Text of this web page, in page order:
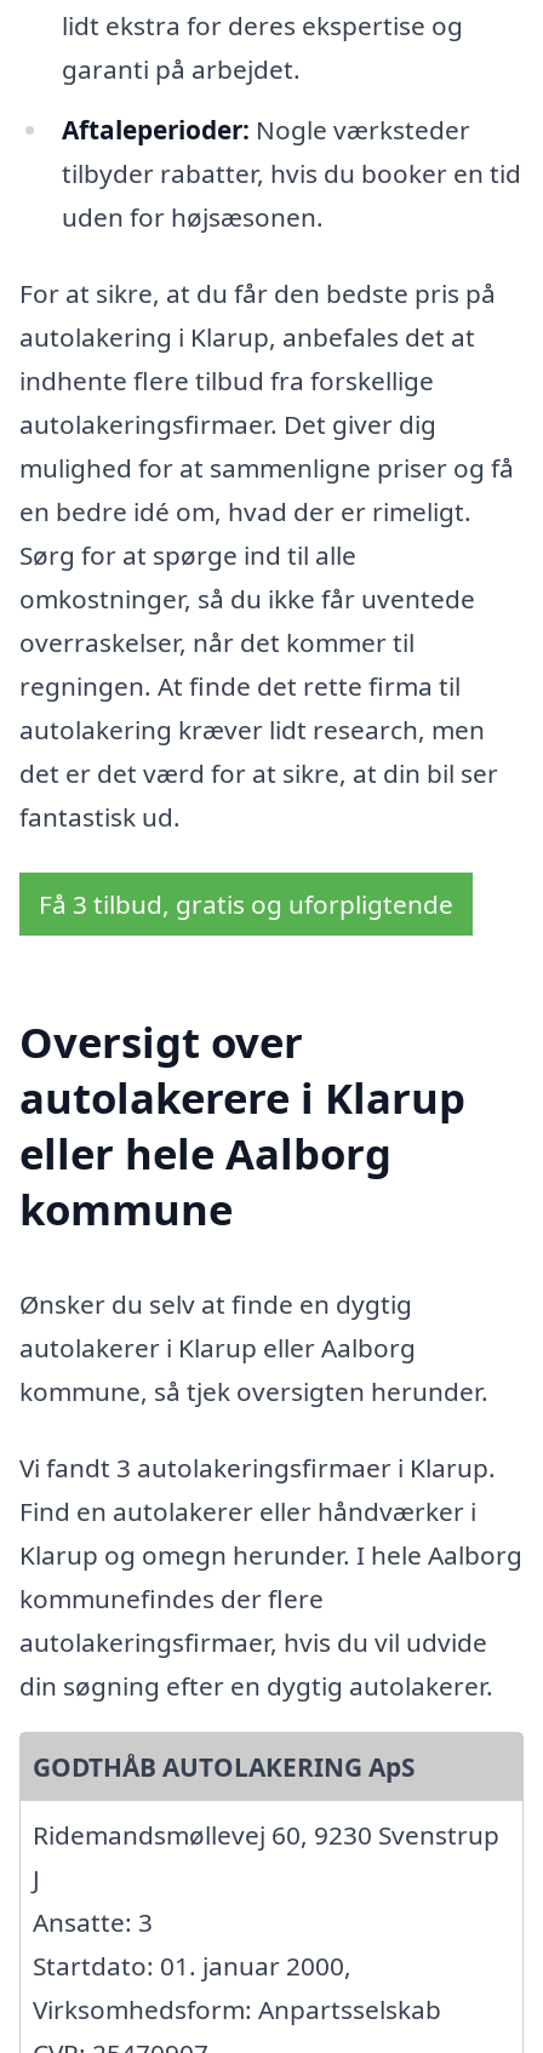
lidt ekstra for deres ekspertise og
garanti på arbejdet.
Aftaleperioder: Nogle værksteder
tilbyder rabatter, hvis du booker en tid
uden for højsæsonen.
For at sikre, at du får den bedste pris på
autolakering i Klarup, anbefales det at
indhente flere tilbud fra forskellige
autolakeringsfirmaer. Det giver dig
mulighed for at sammenligne priser og få
en bedre idé om, hvad der er rimeligt.
Sørg for at spørge ind til alle
omkostninger, så du ikke får uventede
overraskelser, når det kommer til
regningen. At finde det rette firma til
autolakering kræver lidt research, men
det er det værd for at sikre, at din bil ser
fantastisk ud.
Få 3 tilbud, gratis og uforpligtende
Oversigt over
autolakerere i Klarup
eller hele Aalborg
kommune
Ønsker du selv at finde en dygtig
autolakerer i Klarup eller Aalborg
kommune, så tjek oversigten herunder.
Vi fandt 3 autolakeringsfirmaer i Klarup.
Find en autolakerer eller håndværker i
Klarup og omegn herunder. I hele Aalborg
kommunefindes der flere
autolakeringsfirmaer, hvis du vil udvide
din søgning efter en dygtig autolakerer.
GODTHÅB AUTOLAKERING ApS
Ridemandsmøllevej 60, 9230 Svenstrup
J
Ansatte: 3
Startdato: 01. januar 2000,
Virksomhedsform: Anpartsselskab